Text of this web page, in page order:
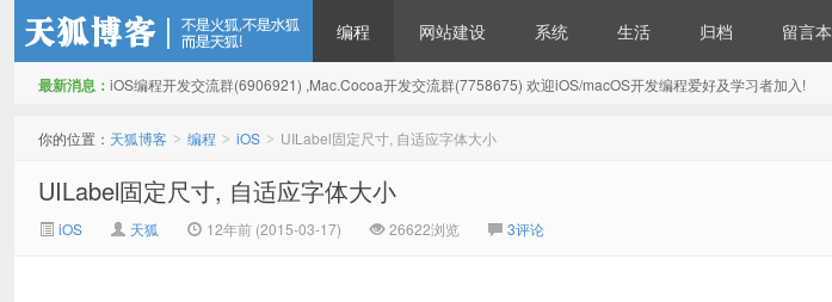
编程 网站建设 系统 生活 归档 留言本
最新消息： iOS编程开发交流群(6906921) ,Mac.Cocoa开发交流群(7758675) 欢迎iOS/macOS开发编程爱好及学习者加入!
你的位置： 天狐博客 > 编程 > iOS > UILabel固定尺寸, 自适应字体大小
UILabel固定尺寸, 自适应字体大小
iOS 天狐 12年前 (2015-03-17) 26622浏览 3评论